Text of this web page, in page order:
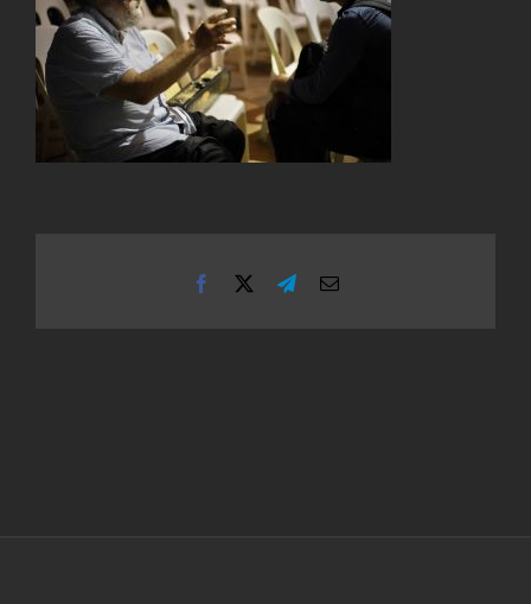
Facebook TelegramEmail